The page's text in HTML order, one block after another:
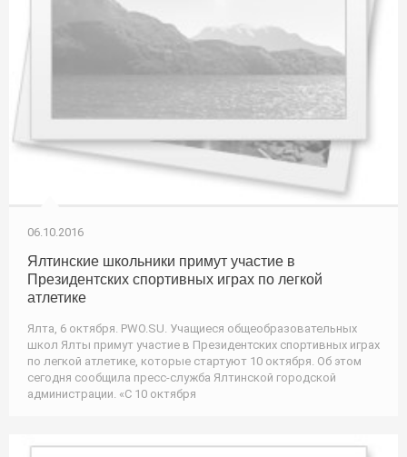
06.10.2016
Ялтинские школьники примут участие в
Президентских спортивных играх по легкой
атлетике
Ялта, 6 октября. PWO.SU. Учащиеся общеобразовательных
школ Ялты примут участие в Президентских спортивных играх
по легкой атлетике, которые стартуют 10 октября. Об этом
сегодня сообщила пресс-служба Ялтинской городской
администрации. «С 10 октября